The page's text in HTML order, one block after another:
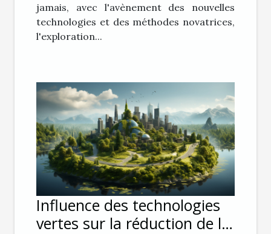
jamais, avec l'avènement des nouvelles
technologies et des méthodes novatrices,
l'exploration...
Influence des technologies
vertes sur la réduction de la